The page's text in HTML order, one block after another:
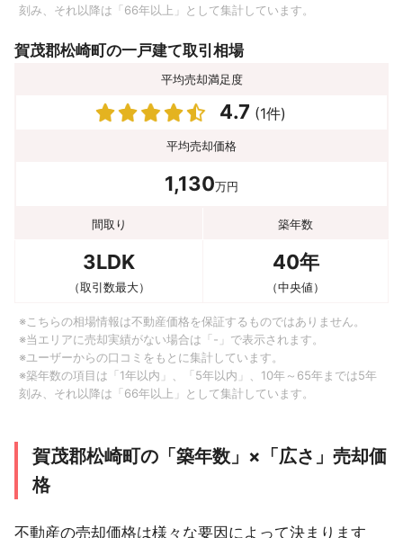
刻み、それ以降は「66年以上」として集計しています。
賀茂郡松崎町の一戸建て取引相場
平均売却満足度
4.7 (1件)
平均売却価格
1,130万円
間取り 築年数
3LDK
（取引数最大）
40年
（中央値）
※こちらの相場情報は不動産価格を保証するものではありません。
※当エリアに売却実績がない場合は「-」で表示されます。
※ユーザーからの口コミをもとに集計しています。
※築年数の項目は「1年以内」、「5年以内」、10年～65年までは5年
刻み、それ以降は「66年以上」として集計しています。
賀茂郡松崎町の「築年数」×「広さ」売却価
格
不動産の売却価格は様々な要因によって決まります